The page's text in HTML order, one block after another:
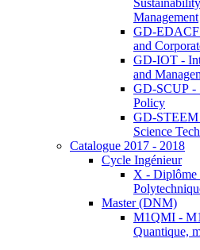
Management
GD-EDACF
and
GD-IOT -
and
GD-SCUP -
Policy
GD-STEEM
Science
Catalogue 2017 - 2018
Cycle Ingénieur
X - Diplôme
Master (DNM)
M1QMI -
Quantique,